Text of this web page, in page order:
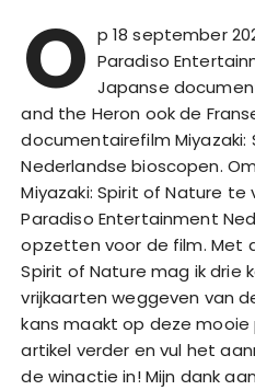
O p 18 september
Paradiso
Japanse
and the Heron ook de
documentairefilm Miyazaki:
Nederlandse bioscopen.
Miyazaki: Spirit of Nature
Paradiso Entertainment
opzetten voor de film. Met
Spirit of Nature mag ik drie
vrijkaarten weggeven van
kans maakt op deze mooie
artikel verder en vul het
de winactie in! Mijn dank